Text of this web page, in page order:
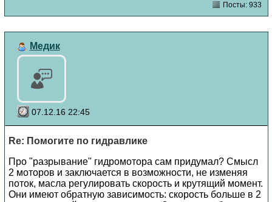
Посты: 933
Медик
07.12.16 22:45
Re: Помогите по гидравлике
Про "разрывание" гидромотора сам придумал? Смысл
2 моторов и заключается в возможности, не изменяя
поток, масла регулировать скорость и крутящий момент.
Они имеют обратную зависимость: скорость больше в 2